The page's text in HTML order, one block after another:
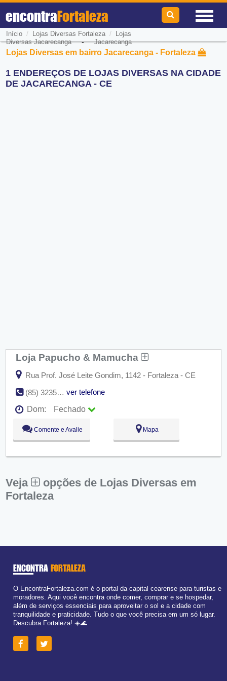
encontraFortaleza
Início / Lojas Diversas Fortaleza/
Lojas
Diversas Jacarecanga-Jacarecanga
Lojas Diversas em bairro Jacarecanga - Fortaleza
1 ENDEREÇOS DE LOJAS DIVERSAS NA CIDADE
DE JACARECANGA - CE
Loja Papucho & Mamucha
Rua Prof. José Leite Gondim, 1142 - Fortaleza - CE
(85) 3235-4238
ver telefone
Dom:
Fechado
Seg:
Ter:
09:00 - 18:00
Qua:
09:00 - 18:00
Sex:
09:00 - 18:00
Dom:
Fechado
Comente e Avalie Mapa
Veja
opções de Lojas Diversas em
Fortaleza
ENCONTRA FORTALEZA
O EncontraFortaleza.com é o portal da capital cearense para turistas e
moradores. Aqui você encontra onde comer, comprar e se hospedar,
além de serviços essenciais para aproveitar o sol e a cidade com
tranquilidade e praticidade. Tudo o que você precisa em um só lugar.
Descubra Fortaleza! ☀️🌊